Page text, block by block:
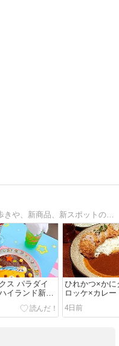
食べてる時が一番幸せ!!毎日の食べ歩きや、新商品、新スポットの美味しいものを写真満載で紹介します！
ス パラダイ
イランド新エ
撮りたくなる
ひれかつ×かに
ロッケ×カレ
比谷国際ビル
メニュー
4日前